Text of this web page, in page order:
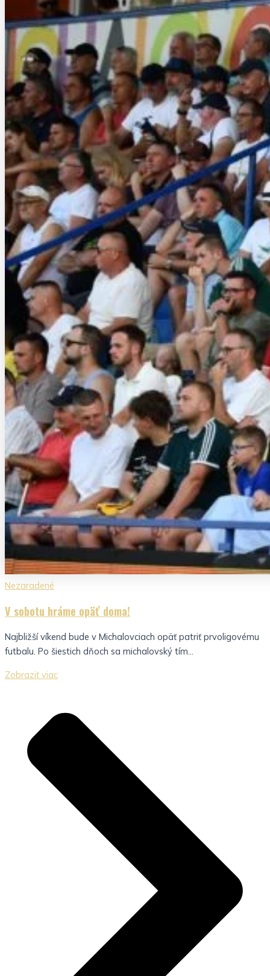
Nezaradené
V sobotu hráme opäť doma!
Najbližší víkend bude v Michalovciach opäť patriť prvoligovému
futbalu. Po šiestich dňoch sa michalovský tím...
Zobraziť viac